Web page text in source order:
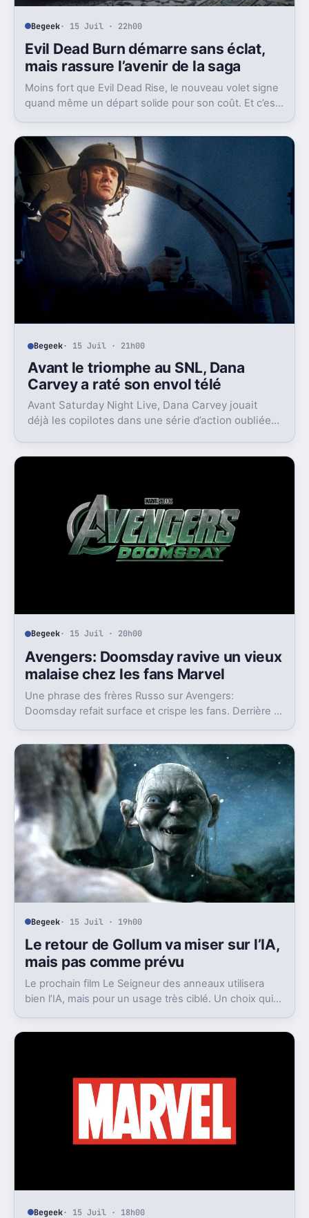
Begeek· 15 Juil · 22h00
Evil Dead Burn démarre sans éclat,
mais rassure l’avenir de la saga
Moins fort que Evil Dead Rise, le nouveau volet signe
quand même un départ solide pour son coût. Et c’est
Begeek· 15 Juil · 21h00
Avant le triomphe au SNL, Dana
Carvey a raté son envol télé
Avant Saturday Night Live, Dana Carvey jouait
déjà les copilotes dans une série d’action oubliée.
Begeek· 15 Juil · 20h00
Avengers: Doomsday ravive un vieux
malaise chez les fans Marvel
Une phrase des frères Russo sur Avengers:
Doomsday refait surface et crispe les fans. Derrière la
Begeek· 15 Juil · 19h00
Le retour de Gollum va miser sur l’IA,
mais pas comme prévu
Le prochain film Le Seigneur des anneaux utilisera
bien l’IA, mais pour un usage très ciblé. Un choix qui
Begeek· 15 Juil · 18h00